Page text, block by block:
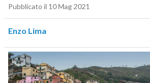
Pubblicato il 10 Mag 2021
Enzo Lima